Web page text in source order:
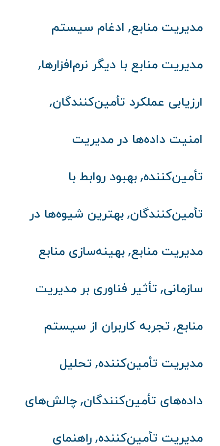
مدیریت منابع, ادغام سیستم
مدیریت منابع با دیگر نرم‌افزارها,
ارزیابی عملکرد تأمین‌کنندگان,
امنیت داده‌ها در مدیریت
تأمین‌کننده, بهبود روابط با
تأمین‌کنندگان, بهترین شیوه‌ها در
مدیریت منابع, بهینه‌سازی منابع
سازمانی, تأثیر فناوری بر مدیریت
منابع, تجربه کاربران از سیستم
مدیریت تأمین‌کننده, تحلیل
داده‌های تأمین‌کنندگان, چالش‌های
مدیریت تأمین‌کننده, راهنمای